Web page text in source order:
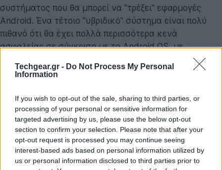
Techgear.gr - Do Not Process My Personal
Information
If you wish to opt-out of the sale, sharing to third parties, or
processing of your personal or sensitive information for
targeted advertising by us, please use the below opt-out
section to confirm your selection. Please note that after your
opt-out request is processed you may continue seeing
interest-based ads based on personal information utilized by
us or personal information disclosed to third parties prior to
συστήματος που θα μπορεί να "τρέξει" εφαρμογές
Android. Ένα τέτοιο "υβριδικό" σύστημα είναι πολύ
πιθανό ότι θα έχει πολλά περισσότερα κενά
ασφαλείας σε σύγκριση με το Android OS, με
hackers και μακροπρόθεσμα να απειλήσει την εθνική